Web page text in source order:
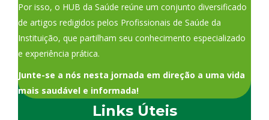
Por isso, o HUB da Saúde reúne um conjunto diversificado
de artigos redigidos pelos Profissionais de Saúde da
Instituição, que partilham seu conhecimento especializado
e experiência prática.
Junte-se a nós nesta jornada em direção a uma vida
mais saudável e informada!
Links Úteis